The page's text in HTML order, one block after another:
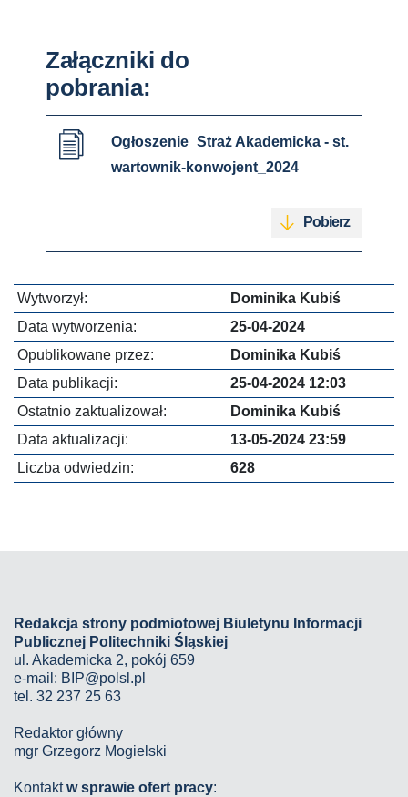
Załączniki do
pobrania:
Ogłoszenie_Straż Akademicka - st.
wartownik-konwojent_2024
Pobierz
Wytworzył:
Dominika Kubiś
Data wytworzenia:
25-04-2024
Opublikowane przez:
Dominika Kubiś
Data publikacji:
25-04-2024 12:03
Ostatnio zaktualizował:
Dominika Kubiś
Data aktualizacji:
13-05-2024 23:59
Liczba odwiedzin:
628
Redakcja strony podmiotowej Biuletynu Informacji
Publicznej Politechniki Śląskiej
ul. Akademicka 2, pokój 659
e-mail: BIP@polsl.pl
tel. 32 237 25 63
Redaktor główny
mgr Grzegorz Mogielski
Kontaktw sprawie ofert pracy: